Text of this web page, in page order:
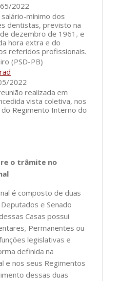
2022
mínimo dos
dentistas, previsto na
dezembro de 1961, e
hora extra e do
referidos profissionais.
(PSD-PB)
2022
realizada em
vista coletiva, nos
Regimento Interno do
o trâmite no
é composto de duas
e Senado
Casas possui
Permanentes ou
legislativas e
definida na
e nos seus Regimentos
dessas duas